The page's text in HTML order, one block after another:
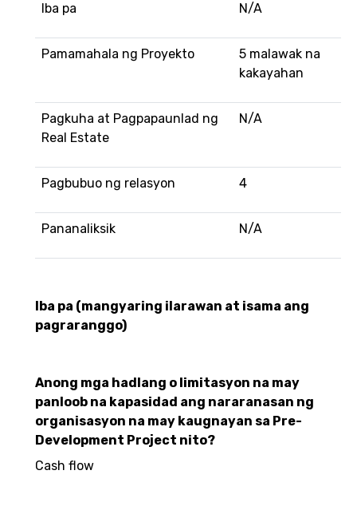
Iba pa N/A
Pamamahala ng Proyekto
5 malawak na
kakayahan
Pagkuha at Pagpapaunlad ng
Real Estate
N/A
Pagbubuo ng relasyon 4
Pananaliksik N/A
Iba pa (mangyaring ilarawan at isama ang
pagraranggo)
Anong mga hadlang o limitasyon na may
panloob na kapasidad ang nararanasan ng
organisasyon na may kaugnayan sa Pre-
Development Project nito?
Cash flow